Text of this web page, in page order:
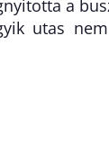
a
utas